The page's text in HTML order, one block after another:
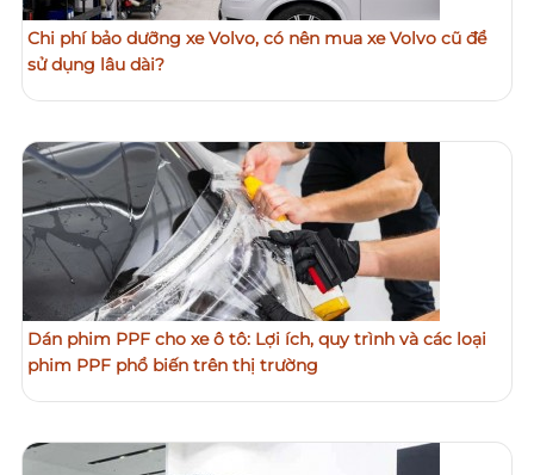
Chi phí bảo dưỡng xe Volvo, có nên mua xe Volvo cũ để
sử dụng lâu dài?
Dán phim PPF cho xe ô tô: Lợi ích, quy trình và các loại
phim PPF phổ biến trên thị trường